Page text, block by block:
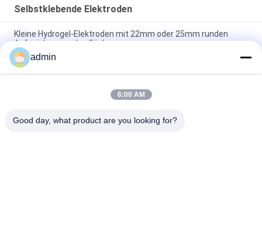
Selbstklebende Elektroden
Kleine Hydrogel-Elektroden mit 22mm oder 25mm runden
Aufzeichnungsoberflächen
Wegwerfoberflächenelektroden gelatierten vor
Ag-/AgClrunden-Torsion für EMG
REP-1.5D-02 selbstklebende Elektroden Oberflächen-Tab
admin
6:00 AM
Good day, what product are you looking for?